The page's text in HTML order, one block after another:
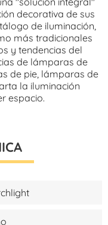
decorativa de sus
de iluminación,
más tradicionales
y tendencias del
de lámparas de
de pie, lámparas de
la iluminación
espacio.